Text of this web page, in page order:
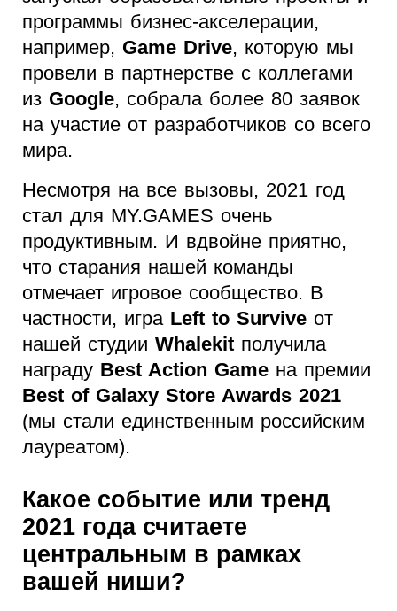
программы бизнес-акселерации,
например, Game Drive, которую мы
провели в партнерстве с коллегами
из Google, собрала более 80 заявок
на участие от разработчиков со всего
мира.
Несмотря на все вызовы, 2021 год
стал для MY.GAMES очень
продуктивным. И вдвойне приятно,
что старания нашей команды
отмечает игровое сообщество. В
частности, игра Left to Survive от
нашей студии Whalekit получила
награду Best Action Game на премии
Best of Galaxy Store Awards 2021
(мы стали единственным российским
лауреатом).
Какое событие или тренд
2021 года считаете
центральным в рамках
вашей ниши?